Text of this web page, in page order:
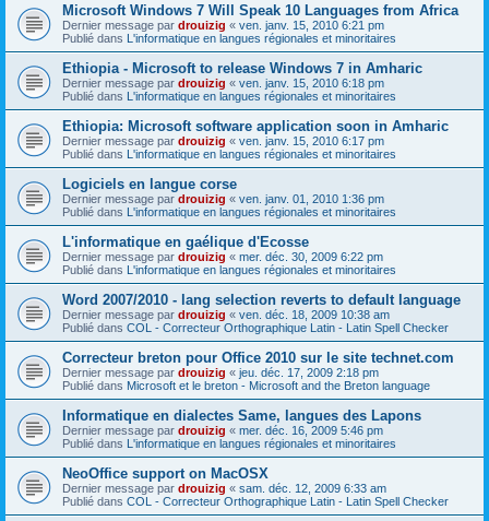
Microsoft Windows 7 Will Speak 10 Languages from Africa
Dernier message par drouizig « ven. janv. 15, 2010 6:21 pm
Publié dans L'informatique en langues régionales et minoritaires
Ethiopia - Microsoft to release Windows 7 in Amharic
Dernier message par drouizig « ven. janv. 15, 2010 6:18 pm
Publié dans L'informatique en langues régionales et minoritaires
Ethiopia: Microsoft software application soon in Amharic
Dernier message par drouizig « ven. janv. 15, 2010 6:17 pm
Publié dans L'informatique en langues régionales et minoritaires
Logiciels en langue corse
Dernier message par drouizig « ven. janv. 01, 2010 1:36 pm
Publié dans L'informatique en langues régionales et minoritaires
L'informatique en gaélique d'Ecosse
Dernier message par drouizig « mer. déc. 30, 2009 6:22 pm
Publié dans L'informatique en langues régionales et minoritaires
Word 2007/2010 - lang selection reverts to default language
Dernier message par drouizig « ven. déc. 18, 2009 10:38 am
Publié dans COL - Correcteur Orthographique Latin - Latin Spell Checker
Correcteur breton pour Office 2010 sur le site technet.com
Dernier message par drouizig « jeu. déc. 17, 2009 2:18 pm
Publié dans Microsoft et le breton - Microsoft and the Breton language
Informatique en dialectes Same, langues des Lapons
Dernier message par drouizig « mer. déc. 16, 2009 5:46 pm
Publié dans L'informatique en langues régionales et minoritaires
NeoOffice support on MacOSX
Dernier message par drouizig « sam. déc. 12, 2009 6:33 am
Publié dans COL - Correcteur Orthographique Latin - Latin Spell Checker